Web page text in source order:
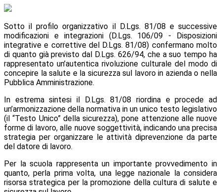
Sotto il profilo organizzativo il D.Lgs. 81/08 e successive
modificazioni e integrazioni (D.Lgs. 106/09 - Disposizioni
integrative e correttive del D.Lgs. 81/08) confermano molto
di quanto già previsto dal D.Lgs. 626/94, che a suo tempo ha
rappresentato un’autentica rivoluzione culturale del modo di
concepire la salute e la sicurezza sul lavoro in azienda o nella
Pubblica Amministrazione.
In estrema sintesi il D.Lgs. 81/08 riordina e procede ad
un’armonizzazione della normativa in un unico testo legislativo
(il “Testo Unico” della sicurezza), pone attenzione alle nuove
forme di lavoro, alle nuove soggettività, indicando una precisa
strategia per organizzare le attività diprevenzione da parte
del datore di lavoro.
Per la scuola rappresenta un importante provvedimento in
quanto, perla prima volta, una legge nazionale la considera
risorsa strategica per la promozione della cultura di salute e